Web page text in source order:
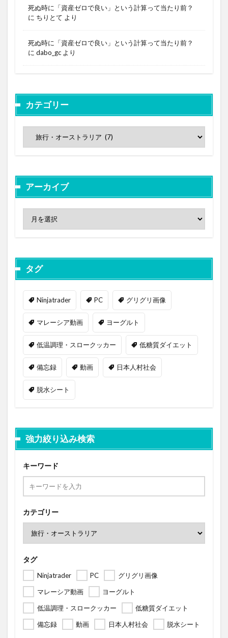
死ぬ時に「資産ゼロで良い」という計算って当たり前？
に ちりとて より
死ぬ時に「資産ゼロで良い」という計算って当たり前？
に dabo_gc より
カテゴリー
アーカイブ
タグ
Ninjatrader PC グリグリ画像
マレーシア動画 ヨーグルト
低温調理・スロークッカー 低糖質ダイエット
備忘録 動画 日本人村社会
脱水シート
強力絞り込み検索
キーワード
カテゴリー
タグ
Ninjatrader PC
グリグリ画像
マレーシア動画
ヨーグルト
低温調理・スロークッカー
低糖質ダイエット
備忘録
動画 日本人村社会 脱水シート